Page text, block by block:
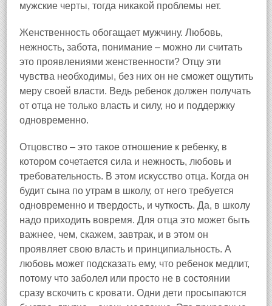
мужские черты, тогда никакой проблемы нет.
Женственность обогащает мужчину. Любовь,
нежность, забота, понимание – можно ли считать
это проявлениями женственности? Отцу эти
чувства необходимы, без них он не сможет ощутить
меру своей власти. Ведь ребенок должен получать
от отца не только власть и силу, но и поддержку
одновременно.
Отцовство – это такое отношение к ребенку, в
котором сочетается сила и нежность, любовь и
требовательность. В этом искусство отца. Когда он
будит сына по утрам в школу, от него требуется
одновременно и твердость, и чуткость. Да, в школу
надо приходить вовремя. Для отца это может быть
важнее, чем, скажем, завтрак, и в этом он
проявляет свою власть и принципиальность. А
любовь может подсказать ему, что ребенок медлит,
потому что заболел или просто не в состоянии
сразу вскочить с кровати. Одни дети просыпаются